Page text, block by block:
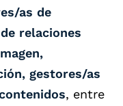
as de
relaciones
gestores/as
, entre